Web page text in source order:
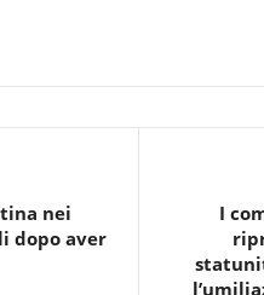
nei
dopo aver
I